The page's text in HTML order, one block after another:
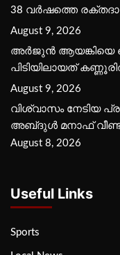
38 വർഷത്തെ
August 9, 2026
അർജുൻ ആയങ്കിയെ
പിടിയിലായത്
August 9, 2026
വിശ്വാസം നേടിയ
അബ്‌ദുൾ മനാഫ്
August 8, 2026
Useful Links
Sports